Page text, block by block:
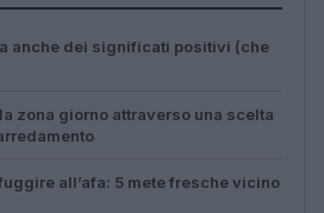
anche dei significati positivi (che
zona giorno attraverso una scelta
all’afa: 5 mete fresche vicino